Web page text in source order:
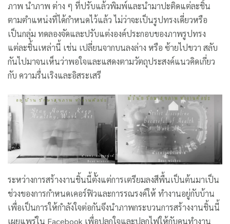
ภาพ นำภาพ ต่าง ๆ ที่ปรับแล้วพิมพ์และนำมาปะติดแต่ละชิ้น
ตามตำแหน่งที่ได้กำหนดไว้แล้ว ไม่ว่าจะเป็นรูปทรงเดี่ยวหรือ
เป็นกลุ่ม ทดลองจัดและปรับแต่งองค์ประกอบของภาพรูปทรง
แต่ละชิ้นเหล่านี้ เช่น เปลี่ยนจากบนลงล่าง หรือ ซ้ายไปขวา สลับ
กันไปมาจนเห็นว่าพอใจและแสดงตามวัตถุประสงค์แนวคิดเกี่ยว
กับ ความรื่นเริงและอิสระเสรี
ระหว่างการสร้างงานชิ้นนี้ตั้งแต่การเตรียมลงสีพื้นเป็นต้นมาเป็น
ช่วงของการกำหนดเคอร์ฟิวและการรณรงค์ให้ ทำงานอยู่กับบ้าน
เพื่อเป็นการให้กำลังใจต่อกันจึงนำภาพกระบวนการสร้างงานชิ้นนี้
เผยแพร่ใน Facebook เพื่อปลุกใจและปลุกไฟให้กับคนทำงาน